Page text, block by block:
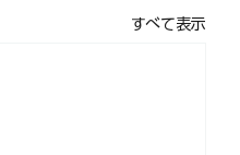
すべて表示